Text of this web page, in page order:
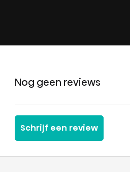
Nog geen reviews
Schrijf een review